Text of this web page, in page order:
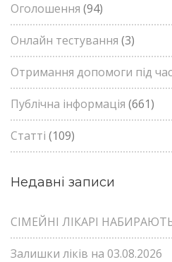
Оголошення (94)
Онлайн тестування (3)
Отримання допомоги під
Публічна інформація (661)
Статті (109)
Недавні записи
СІМЕЙНІ ЛІКАРІ
Залишки ліків на 03.08.2026